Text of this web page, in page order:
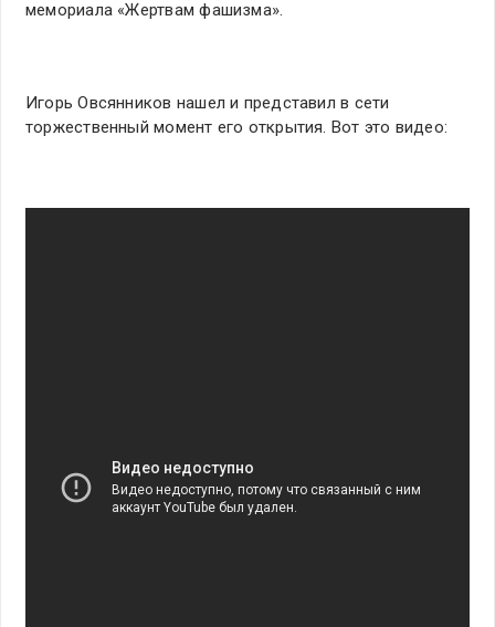
мемориала «Жертвам фашизма».
Игорь Овсянников нашел и представил в сети
торжественный момент его открытия. Вот это видео: